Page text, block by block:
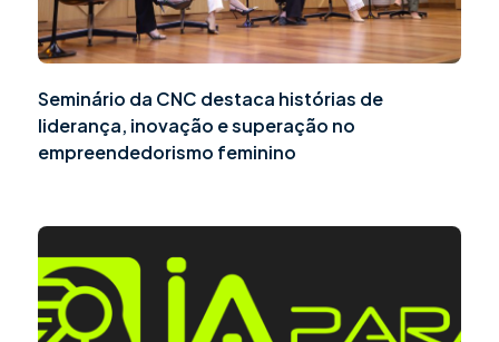
Seminário da CNC destaca histórias de
liderança, inovação e superação no
empreendedorismo feminino